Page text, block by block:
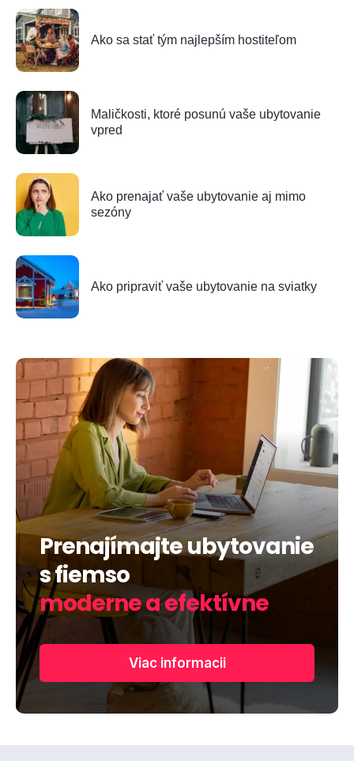
Ako sa stať tým najlepším hostiteľom
Maličkosti, ktoré posunú vaše ubytovanie
vpred
Ako prenajať vaše ubytovanie aj mimo
sezóny
Ako pripraviť vaše ubytovanie na sviatky
Prenajímajte ubytovanie
s fiemso
moderne a efektívne
Viac informacii